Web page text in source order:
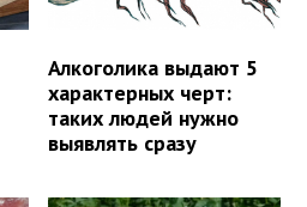
Алкоголика выдают 5
характерных черт:
таких людей нужно
выявлять сразу